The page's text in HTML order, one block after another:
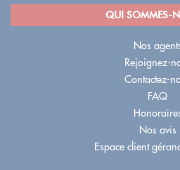
QUI SOMMES-
Nos
Rejoignez-
Contactez-
FAQ
Nos avis
Espace client